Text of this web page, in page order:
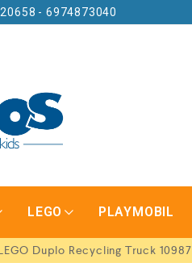
- 6974873040
LEGO PLAYMOBIL
Duplo Recycling Truck 10987